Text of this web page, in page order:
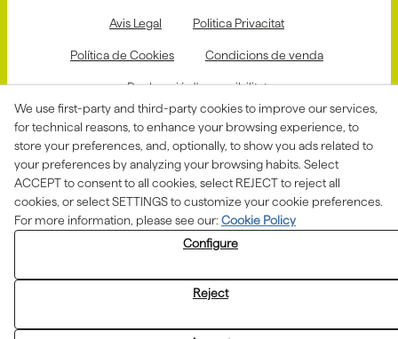
Avis Legal Politica Privacitat
Política de Cookies Condicions de venda
Declaració d'accessibilitat
Canal de denúncies
Aquesta actuació està impulsada i subvencionada pel
Departament d'Empresa i Treball i finançada pel Fons
Social Europeu com a part de la resposta de la Unió
Europea a la pandèmia de COVID-19.
We use first-party and third-party cookies to improve our services,
for technical reasons, to enhance your browsing experience, to
store your preferences, and, optionally, to show you ads related to
your preferences by analyzing your browsing habits. Select
ACCEPT to consent to all cookies, select REJECT to reject all
cookies, or select SETTINGS to customize your cookie preferences.
For more information, please see our: Cookie Policy
Configure
Reject